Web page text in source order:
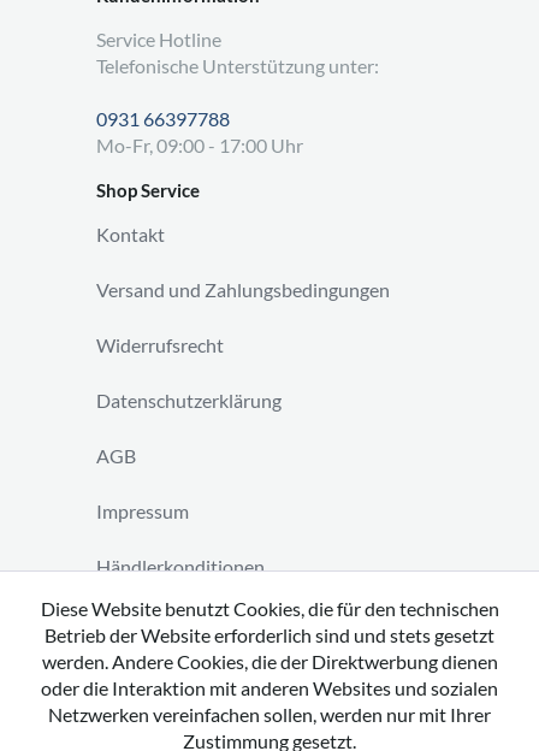
Service Hotline
Telefonische Unterstützung unter:
0931 66397788
Mo-Fr, 09:00 - 17:00 Uhr
Shop Service
Kontakt
Versand und Zahlungsbedingungen
Widerrufsrecht
Datenschutzerklärung
AGB
Impressum
Händlerkonditionen
Vertrag widerrufen
Diese Website benutzt Cookies, die für den technischen
Betrieb der Website erforderlich sind und stets gesetzt
werden. Andere Cookies, die der Direktwerbung dienen
oder die Interaktion mit anderen Websites und sozialen
Netzwerken vereinfachen sollen, werden nur mit Ihrer
Zustimmung gesetzt.